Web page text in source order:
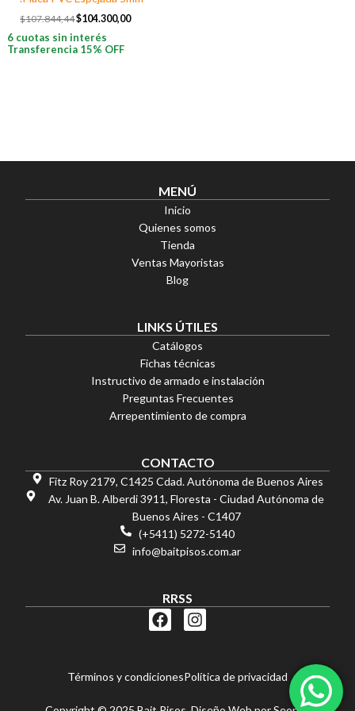
$107.844,44$104.300,00
6 cuotas sin interés
Transferencia 15% OFF
6 cuotas sin interés
Transferencia 15% OFF
MENÚ
Inicio
Quienes somos
Tienda
Ventas Mayoristas
Blog
LINKS ÚTILES
Catálogos
Fichas técnicas
Instructivo de armado e instalación
Preguntas Frecuentes
Arrepentimiento de compra
CONTACTO
Fitz Roy 2179, C1425 Cdad. Autónoma de Buenos Aires
Av. Juan B. Alberdi 3911, Floresta - Ciudad Autónoma de
Buenos Aires - C1407
(+5411) 5272-5140
info@baitpisos.com.ar
RRSS
F
a
b
I
n
a
Términos y condicionesPolítica de privacidad